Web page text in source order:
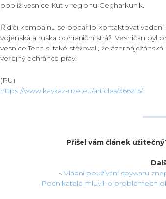
poblíž vesnice Kut v regionu Gegharkunik.
Řidiči kombajnu se podařilo kontaktovat vedení
vojenská a ruská pohraniční stráž. Vesničan byl
vesnice Tech si také stěžovali, že
veřejný ochránce práv.
(RU)
https://www.kavkaz-uzel.eu/articles/366216/
Přišel vám článek
« Vládní používání spywaru
Podnikatelé mluvili o problémech